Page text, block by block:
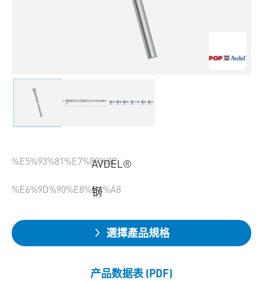
%E5%93%81%E7%89%8C
AVDEL®
%E6%9D%90%E8%B4%A8
钢
選擇產品規格
产品数据表 (PDF)